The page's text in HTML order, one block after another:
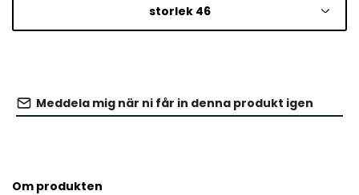
storlek 46
Meddela mig när ni får in denna produkt igen
Om produkten